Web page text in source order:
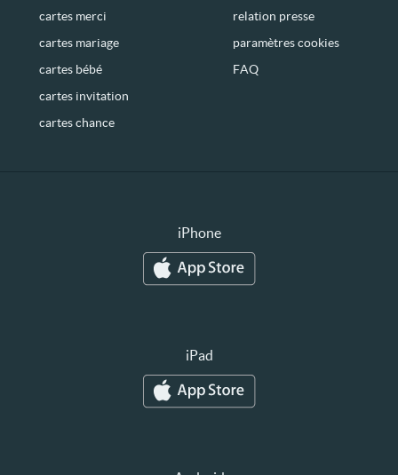
cartes merci
cartes mariage
cartes bébé
cartes invitation
cartes chance
relation presse
paramètres cookies
FAQ
iPhone
iPad